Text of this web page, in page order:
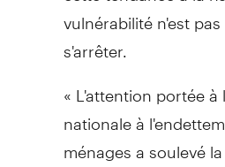
vulnérabilité n'est
s'arrêter.
« L'attention portée à
nationale à
ménages a soulevé